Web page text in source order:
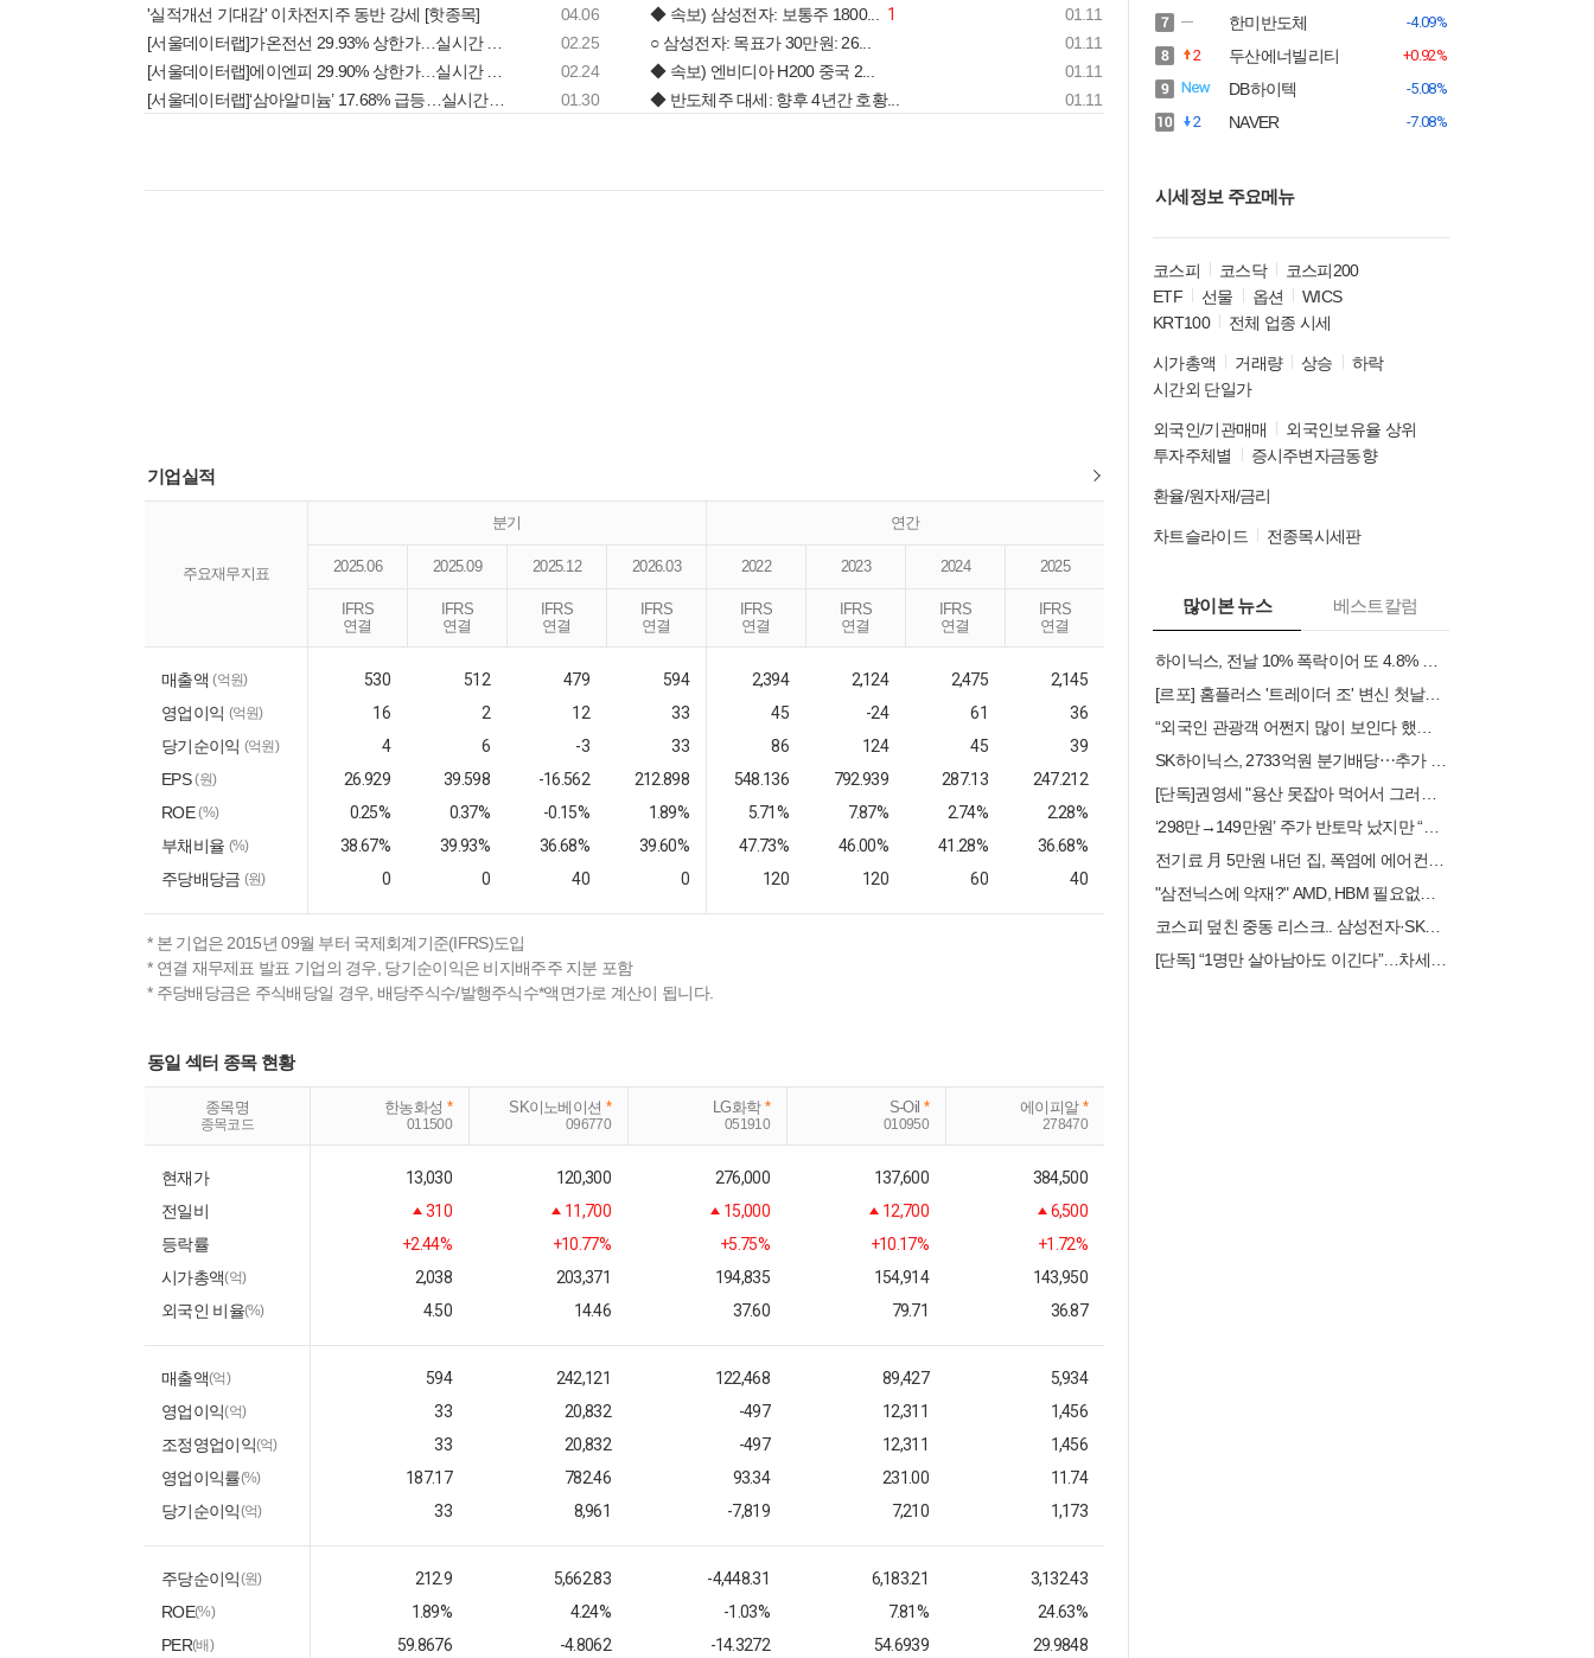
'실적개선 기대감' 이차전지주 동반 강세 [핫종목]
04.06
02.25
02.24
[서울데이터랩]‘삼아알미늄’ 17.68% 급등…실시간 상승률 1위
01.30
◆ 속보) 삼성전자: 보통주 1800...
1
01.11
○ 삼성전자: 목표가 30만원: 26...
01.11
◆ 속보) 엔비디아 H200 중국 2...
01.11
◆ 반도체주 대세: 향후 4년간 호황...
01.11
기업실적
주요재무지표
분기 연간
2025.06 2025.09 2025.12 2026.03 2022 2023 2024 2025
IFRS
연결
IFRS
연결
IFRS
연결
IFRS
연결
IFRS
연결
IFRS
연결
IFRS
연결
IFRS
연결
매출액(억원) 530 512 479 594 2,394 2,124 2,475
2,145
영업이익 (억원) 16 2 12 33 45 -24 61
36
당기순이익 (억원) 4 6 -3 33 86 124 45
39
EPS(원) 26.929 39.598 -16.562 212.898 548.136 792.939 287.13
247.212
ROE(%) 0.25% 0.37% -0.15% 1.89% 5.71% 7.87% 2.74%
2.28%
부채비율 (%) 38.67% 39.93% 36.68% 39.60% 47.73% 46.00% 41.28%
36.68%
주당배당금 (원) 0 0 40 0 120 120 60 40
* 본 기업은 2015년 09월 부터 국제회계기준(IFRS)도입
* 연결 재무제표 발표 기업의 경우, 당기순이익은 비지배주주 지분 포함
* 주당배당금은 주식배당일 경우, 배당주식수/발행주식수*액면가로 계산이 됩니다.
동일 섹터 종목 현황
종목명
종목코드
한농화성 *
011500
SK이노베이션 *
096770
LG화학 *
051910
S-Oil *
010950
에이피알 *
278470
현재가 13,030 120,300 276,000 137,600
384,500
전일비
310 11,700 15,000 12,700
6,500
등락률
+2.44% +10.77% +5.75% +10.17%
+1.72%
시가총액(억) 2,038 203,371 194,835 154,914
143,950
외국인 비율(%) 4.50 14.46 37.60 79.71 36.87
매출액(억) 594 242,121 122,468 89,427
5,934
영업이익(억) 33 20,832 -497 12,311
1,456
조정영업이익(억) 33 20,832 -497 12,311
1,456
영업이익률(%) 187.17 782.46 93.34 231.00
11.74
당기순이익(억) 33 8,961 -7,819 7,210 1,173
주당순이익(원) 212.9 5,662.83 -4,448.31 6,183.21
3,132.43
ROE(%) 1.89% 4.24% -1.03% 7.81%
24.63%
PER(배) 59.8676 -4.8062 -14.3272 54.6939 29.9848
한미반도체
-4.09%
2
두산에너빌리티 +0.92%
DB하이텍
-5.08%
2
NAVER -7.08%
시세정보 주요메뉴
코스피 코스닥
코스피200
ETF
선물 옵션
WICS
KRT100
전체 업종 시세
시가총액 거래량 상승
하락
시간외 단일가
외국인/기관매매
외국인보유율 상위
투자주체별
증시주변자금동향
환율/원자재/금리
차트슬라이드 전종목시세판
많이본 뉴스 베스트칼럼
[르포] 홈플러스 '트레이더 조' 변신 첫날…입고율 30%에 진열대 '텅'
코스피 덮친 중동 리스크.. 삼성전자·SK하이닉스 약세 확대